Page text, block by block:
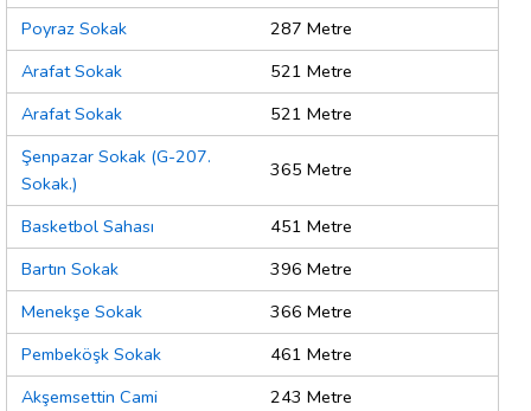
Poyraz Sokak
287 Metre
Arafat Sokak
521 Metre
Arafat Sokak
521 Metre
Şenpazar Sokak (G-207.
Sokak.)
365 Metre
Basketbol Sahası
451 Metre
Bartın Sokak
396 Metre
Menekşe Sokak
366 Metre
Pembeköşk Sokak
461 Metre
Akşemsettin Cami
243 Metre